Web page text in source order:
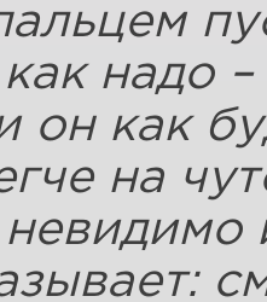
надо
он как
на
невидимо